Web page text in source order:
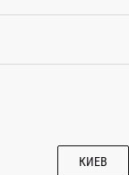
КИЕВ